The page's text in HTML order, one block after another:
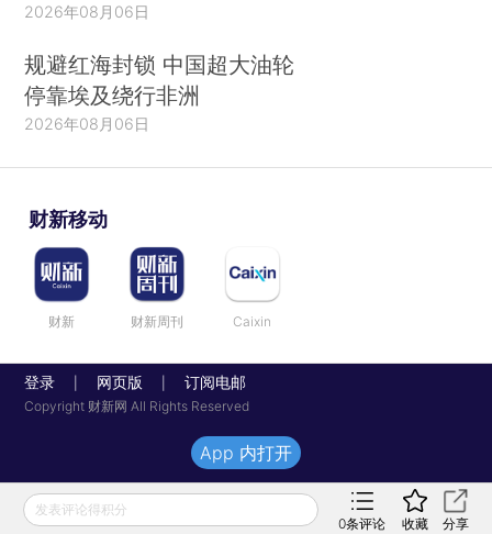
2026年08月06日
规避红海封锁 中国超大油轮
停靠埃及绕行非洲
2026年08月06日
财新移动
财新 财新周刊 Caixin
登录 网页版 订阅电邮
Copyright 财新网 All Rights Reserved
发表评论得积分
0条评论 收藏 分享
App 内打开